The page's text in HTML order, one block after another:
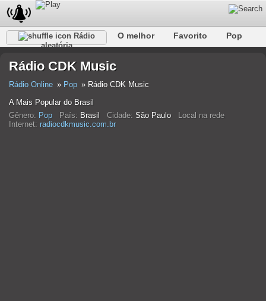
Rádio
aleatória
O melhor Favorito
Pop
Rap
Falk Jazz Bebê
Rádio CDK Music
Rádio Online Pop
Rádio CDK Music
A Mais Popular do Brasil
Gênero: Pop País: Brasil Cidade: São Paulo
Local na rede
Internet: radiocdkmusic.com.br